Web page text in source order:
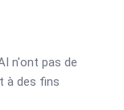
n'ont pas de
à des fins